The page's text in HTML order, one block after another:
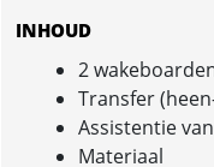
INHOUD
2
Transfer
Assistentie
Materiaal